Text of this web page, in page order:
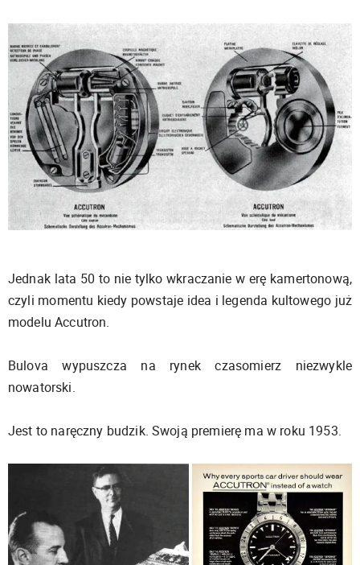
Jednak lata 50 to nie tylko wkraczanie w erę kamertonową,
czyli momentu kiedy powstaje idea i legenda kultowego już
modelu Accutron.
Bulova wypuszcza na rynek czasomierz niezwykle
nowatorski.
Jest to naręczny budzik. Swoją premierę ma w roku 1953.